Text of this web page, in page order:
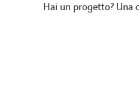
Hai un progetto? Una